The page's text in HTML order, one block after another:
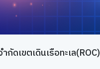
ดเขตเดินเรือทะเล(ROC)